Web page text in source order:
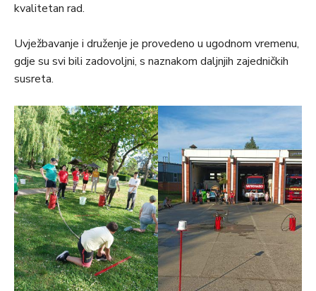
kvalitetan rad.
Uvježbavanje i druženje je provedeno u ugodnom vremenu,
gdje su svi bili zadovoljni, s naznakom daljnjih zajedničkih
susreta.